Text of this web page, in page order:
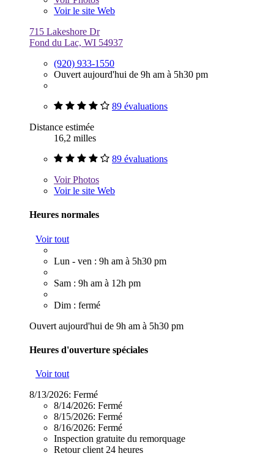
Voir le site Web
715 Lakeshore Dr
Fond du Lac, WI 54937
(920) 933-1550
Ouvert aujourd'hui de 9h am à 5h30 pm
89 évaluations
Distance estimée
16,2 milles
89 évaluations
VoirPhotos
Voir le site Web
Heures normales
Voir tout
Lun - ven : 9h am à 5h30 pm
Sam : 9h am à 12h pm
Dim : fermé
Ouvert aujourd'hui de 9h am à 5h30 pm
Heures d'ouverture spéciales
Voir tout
8/13/2026: Fermé
8/14/2026: Fermé
8/15/2026: Fermé
8/16/2026: Fermé
Inspection gratuite du remorquage
Retour client 24 heures